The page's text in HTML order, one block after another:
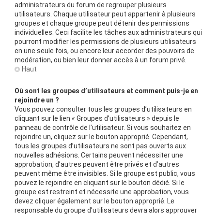
administrateurs du forum de regrouper plusieurs
utilisateurs. Chaque utilisateur peut appartenir à plusieurs
groupes et chaque groupe peut détenir des permissions
individuelles. Ceci facilite les tâches aux administrateurs qui
pourront modifier les permissions de plusieurs utilisateurs
en une seule fois, ou encore leur accorder des pouvoirs de
modération, ou bien leur donner accès à un forum privé.
Haut
Où sont les groupes d’utilisateurs et comment puis-je en
rejoindre un ?
Vous pouvez consulter tous les groupes d’utilisateurs en
cliquant sur le lien « Groupes d’utilisateurs » depuis le
panneau de contrôle de l’utilisateur. Si vous souhaitez en
rejoindre un, cliquez sur le bouton approprié. Cependant,
tous les groupes d’utilisateurs ne sont pas ouverts aux
nouvelles adhésions. Certains peuvent nécessiter une
approbation, d’autres peuvent être privés et d’autres
peuvent même être invisibles. Si le groupe est public, vous
pouvez le rejoindre en cliquant sur le bouton dédié. Si le
groupe est restreint et nécessite une approbation, vous
devez cliquer également sur le bouton approprié. Le
responsable du groupe d’utilisateurs devra alors approuver